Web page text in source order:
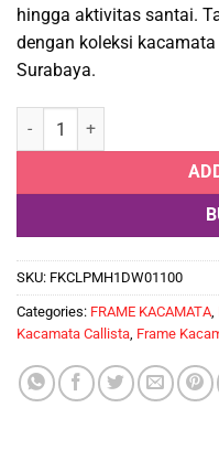
hingga aktivitas santai.
dengan koleksi
Surabaya.
Frame Kacamata Callista
SKU: FKCLPMH1DW01100
Categories: FRAME KACAMATA,
Kacamata Callista, Frame